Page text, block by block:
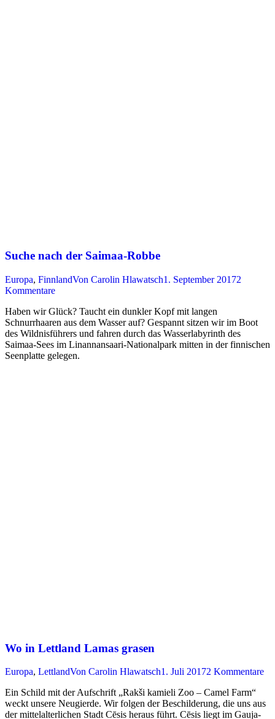
Suche nach der Saimaa-Robbe
Europa, FinnlandVon Carolin Hlawatsch1. September 20172
Kommentare
Haben wir Glück? Taucht ein dunkler Kopf mit langen
Schnurrhaaren aus dem Wasser auf? Gespannt sitzen wir im Boot
des Wildnisführers und fahren durch das Wasserlabyrinth des
Saimaa-Sees im Linannansaari-Nationalpark mitten in der finnischen
Seenplatte gelegen.
Wo in Lettland Lamas grasen
Europa, LettlandVon Carolin Hlawatsch1. Juli 20172 Kommentare
Ein Schild mit der Aufschrift „Rakši kamieli Zoo – Camel Farm“
weckt unsere Neugierde. Wir folgen der Beschilderung, die uns aus
der mittelalterlichen Stadt Cēsis heraus führt. Cēsis liegt im Gauja-